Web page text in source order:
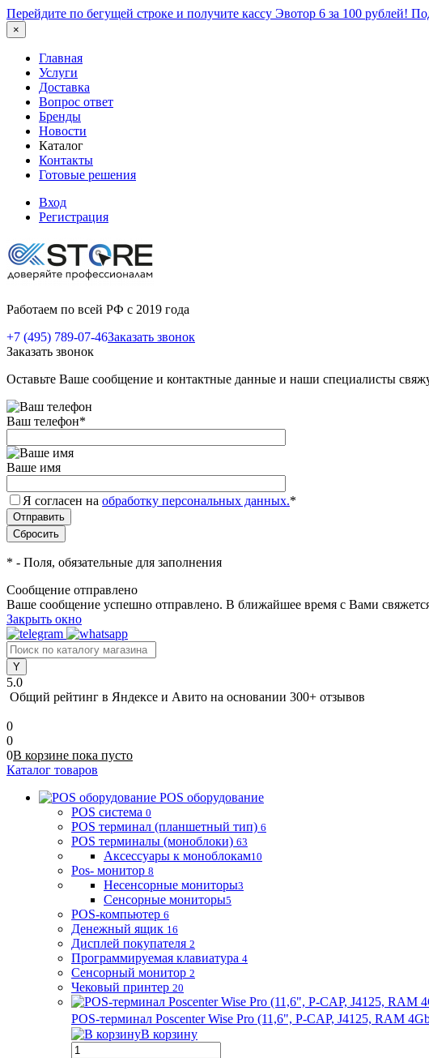
Перейдите по бегущей строке и получите кассу Эвотор 6 за 100 рублей!
×
Главная
Услуги
Доставка
Вопрос ответ
Бренды
Новости
Каталог
Контакты
Готовые решения
Вход
Регистрация
Работаем по всей РФ с 2019 года
+7 (495) 789-07-46Заказать звонок
Заказать звонок
Оставьте Ваше сообщение и контактные данные и наши специалисты
Ваш телефон*
Ваше имя
Я согласен на обработку персональных данных.*
* - Поля, обязательные для заполнения
Сообщение отправлено
Ваше сообщение успешно отправлено. В ближайшее время с Вами
Закрыть окно
5.0
Общий рейтинг в Яндексе и Авито на основании 300+ отзывов
0
0
0В корзине пока пусто
Каталог товаров
POS оборудование
POS система 0
POS терминал (планшетный тип) 6
POS терминалы (моноблоки) 63
Аксессуары к моноблокам10
Pos- монитор 8
Несенсорные мониторы3
Сенсорные мониторы5
POS-компьютер 6
Денежный ящик 16
Дисплей покупателя 2
Программируемая клавиатура 4
Сенсорный монитор 2
Чековый принтер 20
POS-терминал Poscenter Wise Pro (11,6", P-CAP, J4125, RAM
В корзину